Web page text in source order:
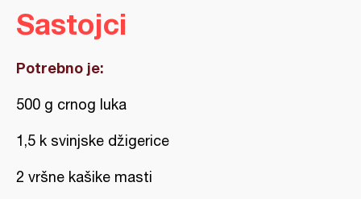
Sastojci
Potrebno je:
500 g crnog luka
1,5 k svinjske džigerice
2 vršne kašike masti